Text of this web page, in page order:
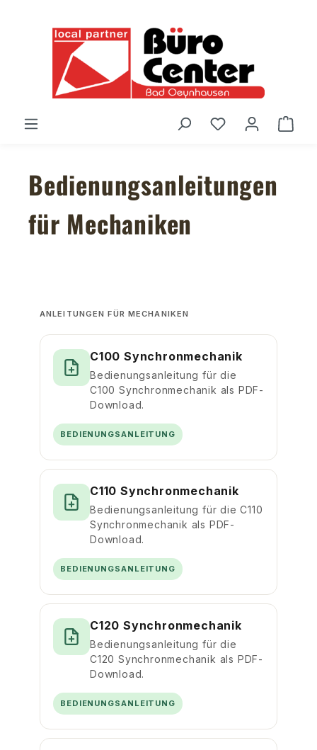
Du hast 0
Bedienungsanleitungen
für Mechaniken
ANLEITUNGEN FÜR MECHANIKEN
C100 Synchronmechanik
Bedienungsanleitung für die
C100 Synchronmechanik als PDF-
Download.
BEDIENUNGSANLEITUNG
C110 Synchronmechanik
Bedienungsanleitung für die C110
Synchronmechanik als PDF-
Download.
BEDIENUNGSANLEITUNG
C120 Synchronmechanik
Bedienungsanleitung für die
C120 Synchronmechanik als PDF-
Download.
BEDIENUNGSANLEITUNG